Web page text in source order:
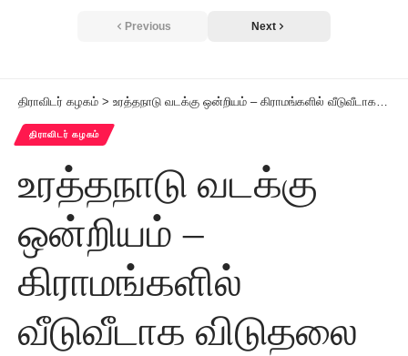
Previous Next
திராவிடர் கழகம் > உரத்தநாடு வடக்கு ஒன்றியம் – கிராமங்களில் வீடுவீடாக விடுதலை சந்தா சேர்ப்புப் பணி
திராவிடர் கழகம்
உரத்தநாடு வடக்கு
ஒன்றியம் –
கிராமங்களில்
வீடுவீடாக விடுதலை